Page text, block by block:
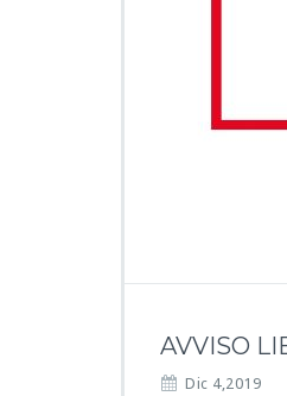
AVVISO
Dic 4,2019